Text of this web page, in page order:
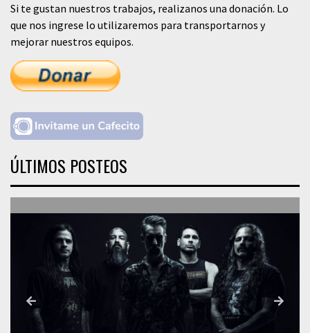
Si te gustan nuestros trabajos, realizanos una donación. Lo
que nos ingrese lo utilizaremos para transportarnos y
mejorar nuestros equipos.
ÚLTIMOS POSTEOS